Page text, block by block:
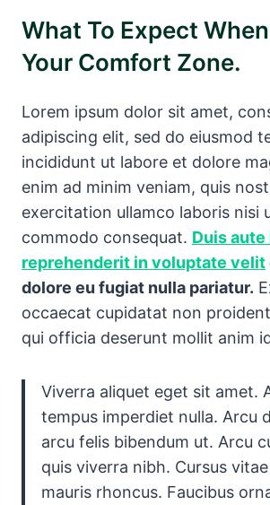
What To Expect
Your Comfort Zone.
Lorem ipsum dolor sit amet,
adipiscing elit, sed do eiusmod
incididunt ut labore et dolore
enim ad minim veniam, quis
exercitation ullamco laboris nisi
commodo consequat. Duis
reprehenderit in voluptate velit
dolore eu fugiat nulla pariatur.
occaecat cupidatat non
qui officia deserunt mollit anim
Viverra aliquet eget sit amet.
tempus imperdiet nulla. Arcu
arcu felis bibendum ut. Arcu
quis viverra nibh. Cursus
mauris rhoncus. Faucibus